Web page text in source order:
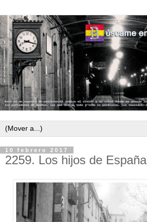
10 febrero 2017
2259. Los hijos de España